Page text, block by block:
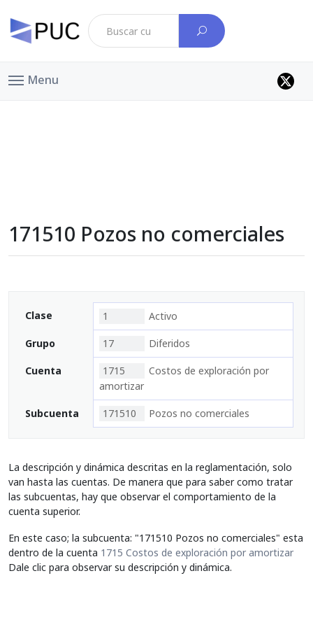
Menu
171510 Pozos no comerciales
Clase 1 Activo
Grupo 17 Diferidos
Cuenta 1715
Costos de exploración por
amortizar
Subcuenta 171510 Pozos no comerciales
La descripción y dinámica descritas en la reglamentación, solo
van hasta las cuentas. De manera que para saber como tratar
las subcuentas, hay que observar el comportamiento de la
cuenta superior.
En este caso; la subcuenta: "171510 Pozos no comerciales" esta
dentro de la cuenta 1715 Costos de exploración por amortizar
Dale clic para observar su descripción y dinámica.